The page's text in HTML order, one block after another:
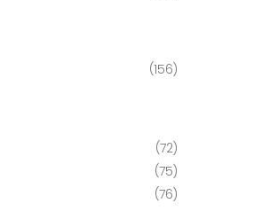
156
72
75
76